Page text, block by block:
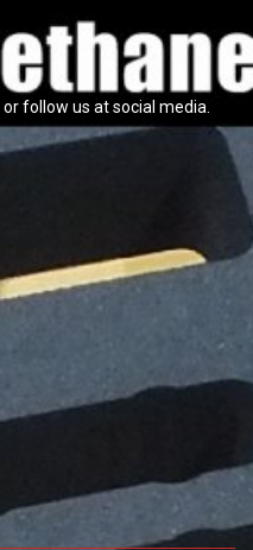
or follow us at social media.